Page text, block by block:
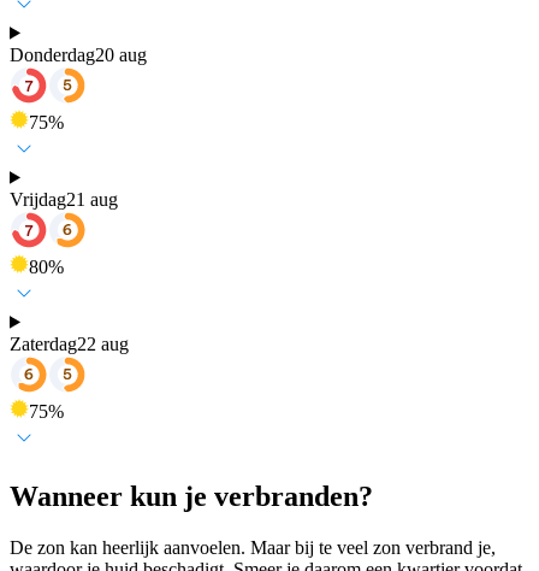
Donderdag20 aug
75%
Vrijdag21 aug
80%
Zaterdag22 aug
75%
Wanneer kun je verbranden?
De zon kan heerlijk aanvoelen. Maar bij te veel zon verbrand je,